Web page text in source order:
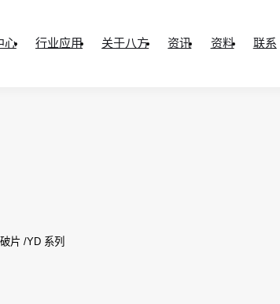
心 行业应用 关于八方 资讯 资料 联系